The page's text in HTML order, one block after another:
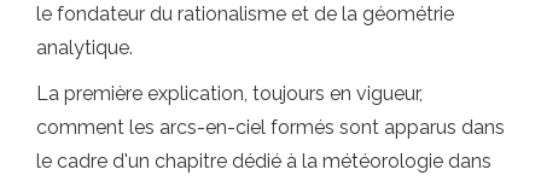
le fondateur du rationalisme et de la géométrie
analytique.
La première explication, toujours en vigueur,
comment les arcs-en-ciel formés sont apparus dans
le cadre d'un chapitre dédié à la météorologie dans